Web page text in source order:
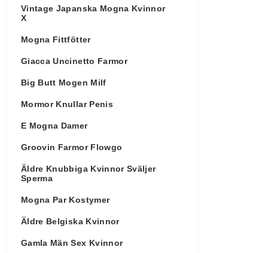
Vintage Japanska Mogna Kvinnor
X
Mogna Fittfötter
Giacca Uncinetto Farmor
Big Butt Mogen Milf
Mormor Knullar Penis
E Mogna Damer
Groovin Farmor Flowgo
Äldre Knubbiga Kvinnor Sväljer
Sperma
Mogna Par Kostymer
Äldre Belgiska Kvinnor
Gamla Män Sex Kvinnor